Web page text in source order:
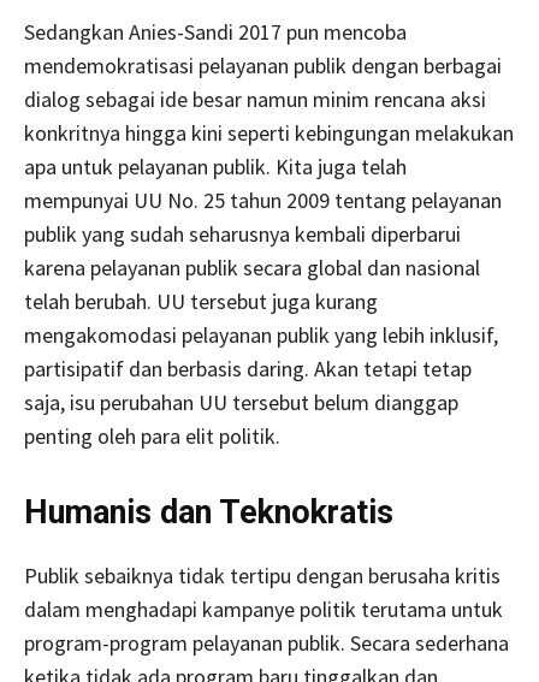
Sedangkan Anies-Sandi 2017 pun mencoba
mendemokratisasi pelayanan publik dengan berbagai
dialog sebagai ide besar namun minim rencana aksi
konkritnya hingga kini seperti kebingungan melakukan
apa untuk pelayanan publik. Kita juga telah
mempunyai UU No. 25 tahun 2009 tentang pelayanan
publik yang sudah seharusnya kembali diperbarui
karena pelayanan publik secara global dan nasional
telah berubah. UU tersebut juga kurang
mengakomodasi pelayanan publik yang lebih inklusif,
partisipatif dan berbasis daring. Akan tetapi tetap
saja, isu perubahan UU tersebut belum dianggap
penting oleh para elit politik.
Humanis dan Teknokratis
Publik sebaiknya tidak tertipu dengan berusaha kritis
dalam menghadapi kampanye politik terutama untuk
program-program pelayanan publik. Secara sederhana